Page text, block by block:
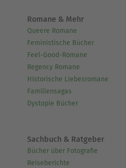
Romane & Mehr
Queere Romane
Feministische Bücher
Feel-Good-Romane
Regency Romane
Historische Liebesromane
Familiensagas
Dystopie Bücher
Sachbuch & Ratgeber
Bücher über Fotografie
Reiseberichte